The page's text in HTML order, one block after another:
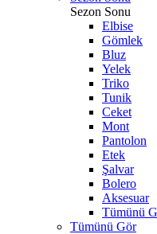
Sezon Sonu
Elbise
Gömlek
Bluz
Yelek
Triko
Tunik
Ceket
Mont
Pantolon
Etek
Şalvar
Bolero
Aksesuar
Tümünü
Tümünü Gör